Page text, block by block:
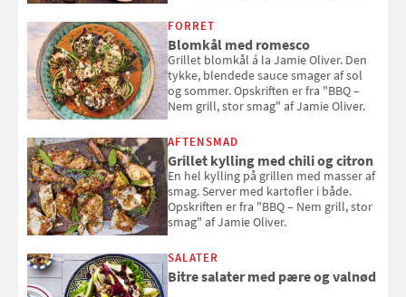
smag" af Jamie Oliver.
FORRET
Blomkål med romesco
Grillet blomkål á la Jamie Oliver. Den
tykke, blendede sauce smager af sol
og sommer. Opskriften er fra "BBQ –
Nem grill, stor smag" af Jamie Oliver.
AFTENSMAD
Grillet kylling med chili og citron
En hel kylling på grillen med masser af
smag. Server med kartofler i både.
Opskriften er fra "BBQ – Nem grill, stor
smag" af Jamie Oliver.
SALATER
Bitre salater med pære og valnød